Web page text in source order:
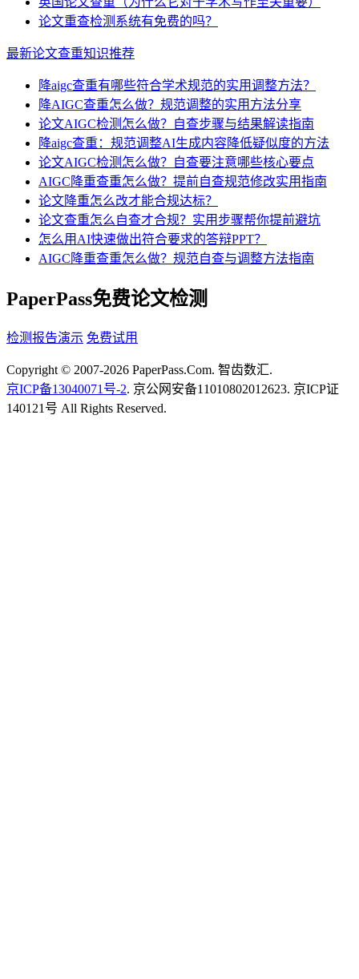
论文重查检测系统有免费的吗？
最新论文查重知识推荐
降aigc查重有哪些符合学术规范的实用调整方法？
降AIGC查重怎么做？规范调整的实用方法分享
论文AIGC检测怎么做？自查步骤与结果解读指南
降aigc查重：规范调整AI生成内容降低疑似度的方法
论文AIGC检测怎么做？自查要注意哪些核心要点
AIGC降重查重怎么做？提前自查规范修改实用指南
论文降重怎么改才能合规达标？
论文查重怎么自查才合规？实用步骤帮你提前避坑
怎么用AI快速做出符合要求的答辩PPT？
AIGC降重查重怎么做？规范自查与调整方法指南
PaperPass免费论文检测
检测报告演示 免费试用
Copyright © 2007-2026 PaperPass.Com. 智齿数汇.
京ICP备13040071号-2. 京公网安备11010802012623. 京ICP证
140121号 All Rights Reserved.